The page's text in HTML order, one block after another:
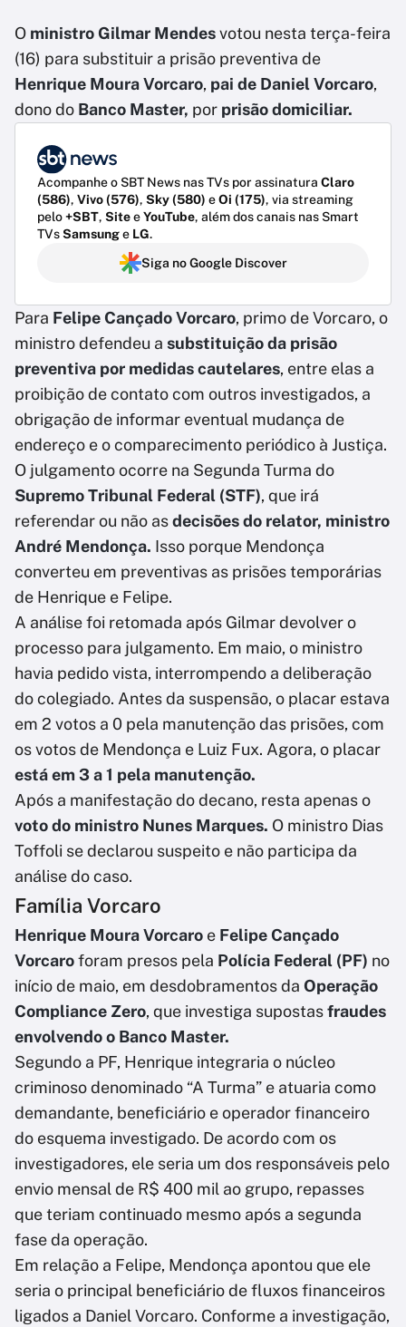
O ministro Gilmar Mendesvotou nesta terça-feira
(16) para substituir a prisão preventiva de
Henrique Moura Vorcaro, pai de Daniel Vorcaro,
dono do Banco Master, por prisão domiciliar.
Acompanhe o SBT News nas TVs por assinatura Claro
(586), Vivo (576), Sky (580) eOi (175), via streaming
pelo+SBT, SiteeYouTube, além dos canais nas Smart
TVsSamsunge LG.
Siga no Google Discover
Para Felipe Cançado Vorcaro, primo de Vorcaro, o
ministro defendeu a substituição da prisão
preventiva por medidas cautelares, entre elas a
proibição de contato com outros investigados, a
obrigação de informar eventual mudança de
endereço e o comparecimento periódico à Justiça.
O julgamento ocorre na Segunda Turma do
Supremo Tribunal Federal (STF), que irá
referendar ou não asdecisões do relator, ministro
André Mendonça. Isso porque Mendonça
converteu em preventivas as prisões temporárias
de Henrique e Felipe.
A análise foi retomada após Gilmar devolver o
processo para julgamento. Em maio, o ministro
havia pedido vista, interrompendo a deliberação
do colegiado. Antes da suspensão, o placar estava
em 2 votos a 0 pela manutenção das prisões, com
os votos de Mendonça e Luiz Fux. Agora, o placar
está em 3 a 1 pela manutenção.
Após a manifestação do decano, resta apenas o
voto do ministro Nunes Marques. O ministro Dias
Toffoli se declarou suspeito e não participa da
análise do caso.
Família Vorcaro
Henrique Moura Vorcaro e Felipe Cançado
Vorcaroforam presos pela Polícia Federal (PF) no
início de maio, em desdobramentos da Operação
Compliance Zero, que investiga supostasfraudes
envolvendo o Banco Master.
Segundo a PF, Henrique integraria o núcleo
criminoso denominado “A Turma” e atuaria como
demandante, beneficiário e operador financeiro
do esquema investigado. De acordo com os
investigadores, ele seria um dos responsáveis pelo
envio mensal de R$ 400 mil ao grupo, repasses
que teriam continuado mesmo após a segunda
fase da operação.
Em relação a Felipe, Mendonça apontou que ele
seria o principal beneficiário de fluxos financeiros
ligados a Daniel Vorcaro. Conforme a investigação,